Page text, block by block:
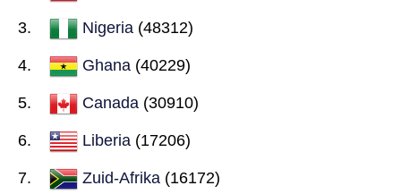
Nigeria (48312)
Ghana (40229)
Canada (30910)
Liberia (17206)
Zuid-Afrika (16172)